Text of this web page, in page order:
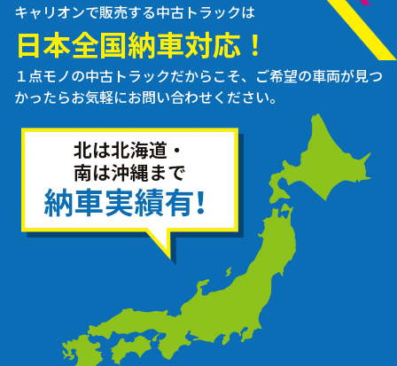
キャリオンで販売する中古トラックは
日本全国納車対応！
１点モノの中古トラックだからこそ、ご希望の車両が見つ
かったらお気軽にお問い合わせください。